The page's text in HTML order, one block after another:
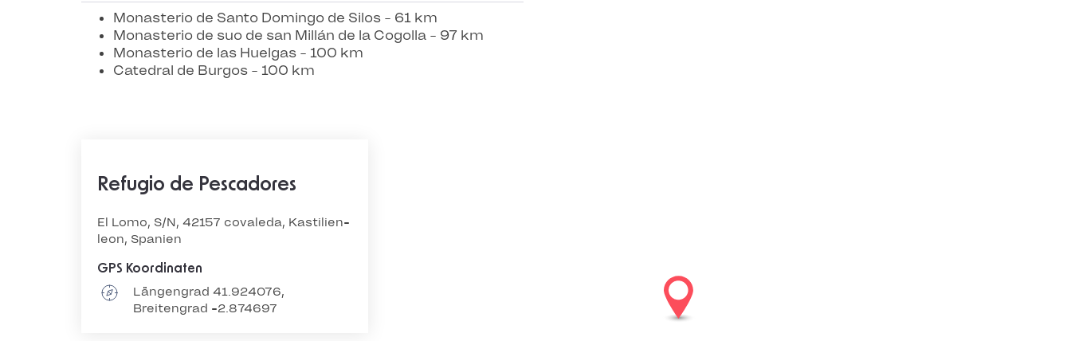
Monasterio de Santo Domingo de Silos - 61 km
Monasterio de suo de san Millán de la Cogolla - 97 km
Monasterio de las Huelgas - 100 km
Catedral de Burgos - 100 km
Refugio de Pescadores
El Lomo, S/N, 42157 covaleda, Kastilien-
leon, Spanien
GPS Koordinaten
Längengrad 41.924076,
Breitengrad -2.874697